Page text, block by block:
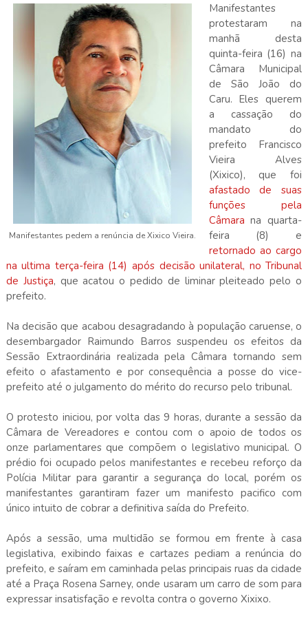
Manifestantes pedem a renúncia de Xixico Vieira.
Manifestantes
protestaram na
manhã desta
quinta-feira (16) na
Câmara Municipal
de São João do
Caru. Eles querem
a cassação do
mandato do
prefeito Francisco
Vieira Alves
(Xixico), que foi
afastado de suas
funções pela
Câmara na quarta-
feira (8) e
retornado ao cargo
na ultima terça-feira (14) após decisão unilateral, no Tribunal
de Justiça, que acatou o pedido de liminar pleiteado pelo o
prefeito.
Na decisão que acabou desagradando à população caruense, o
desembargador Raimundo Barros suspendeu os efeitos da
Sessão Extraordinária realizada pela Câmara tornando sem
efeito o afastamento e por consequência a posse do vice-
prefeito até o julgamento do mérito do recurso pelo tribunal.
O protesto iniciou, por volta das 9 horas, durante a sessão da
Câmara de Vereadores e contou com o apoio de todos os
onze parlamentares que compõem o legislativo municipal. O
prédio foi ocupado pelos manifestantes e recebeu reforço da
Polícia Militar para garantir a segurança do local, porém os
manifestantes garantiram fazer um manifesto pacifico com
único intuito de cobrar a definitiva saída do Prefeito.
Após a sessão, uma multidão se formou em frente à casa
legislativa, exibindo faixas e cartazes pediam a renúncia do
prefeito, e saíram em caminhada pelas principais ruas da cidade
até a Praça Rosena Sarney, onde usaram um carro de som para
expressar insatisfação e revolta contra o governo Xixixo.